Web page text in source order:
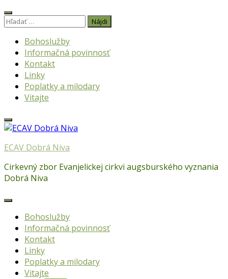
Skip
to
Hľadať:
Bohoslužby
Informačná povinnosť
Kontakt
Linky
Poplatky a milodary
Vitajte
ECAV Dobrá Niva
Cirkevný zbor Evanjelickej cirkvi augsburského vyznania
Dobrá Niva
Bohoslužby
Informačná povinnosť
Kontakt
Linky
Poplatky a milodary
Vitajte